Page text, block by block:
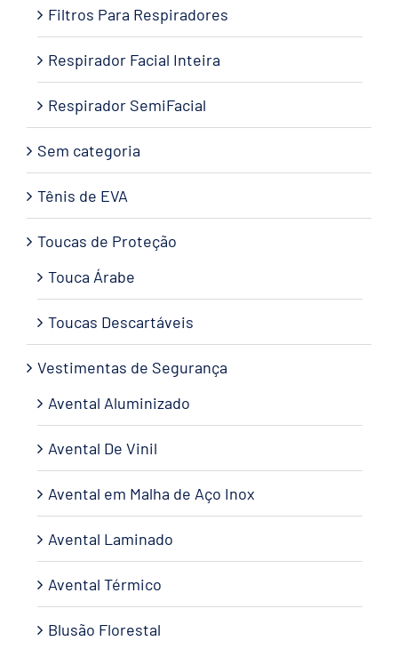
Filtros Para Respiradores
Respirador Facial Inteira
Respirador SemiFacial
Sem categoria
Tênis de EVA
Toucas de Proteção
Touca Árabe
Toucas Descartáveis
Vestimentas de Segurança
Avental Aluminizado
Avental De Vinil
Avental em Malha de Aço Inox
Avental Laminado
Avental Térmico
Blusão Florestal